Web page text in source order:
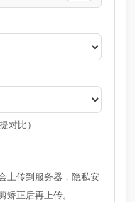
对比）
上传到服务器，隐私安
正后再上传。